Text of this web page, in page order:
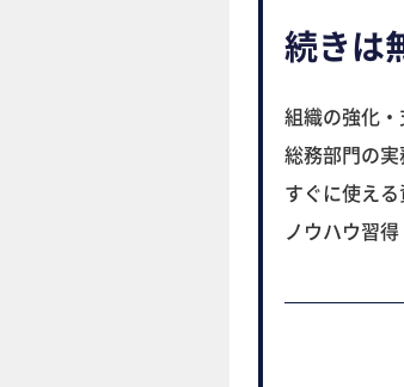
続きは
組織の強化
総務部門の
すぐに使え
ノウハウ習